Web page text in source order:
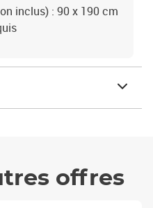
inclus) : 90 x 190 cm
offres